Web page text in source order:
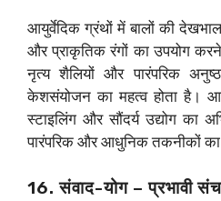
आयुर्वेदिक ग्रंथों में बालों की
और प्राकृतिक रंगों का उपयोग करने
नृत्य शैलियों और पारंपरिक
केशसंयोजन का महत्व होता
स्टाइलिंग और सौंदर्य उद्योग का
पारंपरिक और आधुनिक तकनीकों
16. संवाद-योग – प्रभावी